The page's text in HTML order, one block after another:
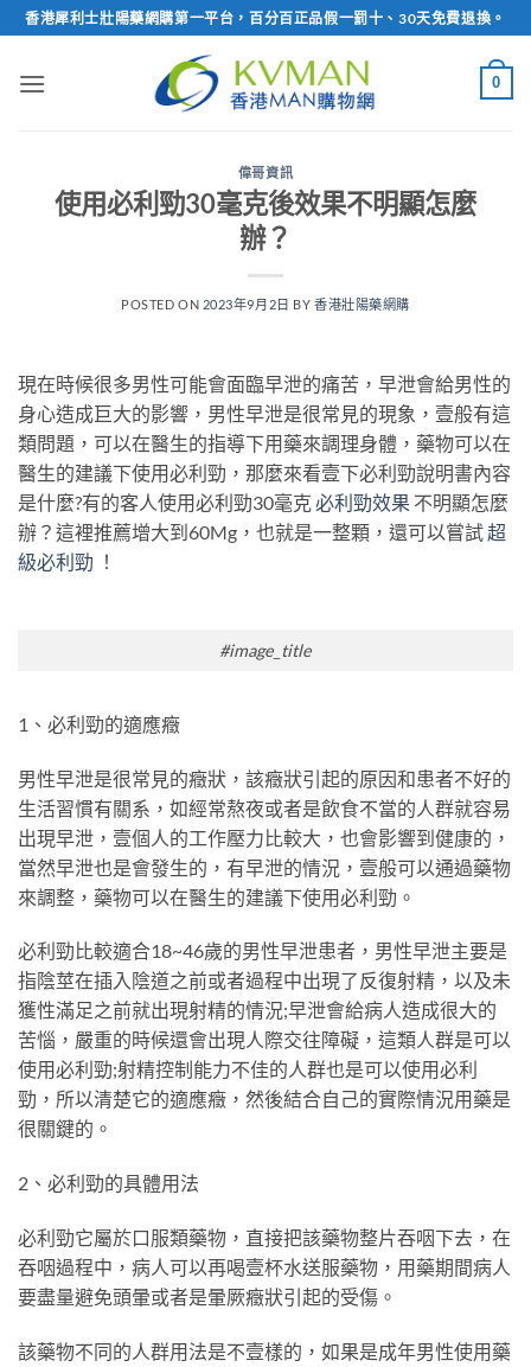
Skip
to
content
香港犀利士壯陽藥網購第一平台，百分百正品假一罰十、30天免費退換。
0
偉哥資訊
使用必利勁30毫克後效果不明顯怎麼
辦？
POSTED ON 2023年9月2日 BY 香港壯陽藥網購
現在時候很多男性可能會面臨早泄的痛苦，早泄會給男性的
身心造成巨大的影響，男性早泄是很常見的現象，壹般有這
類問題，可以在醫生的指導下用藥來調理身體，藥物可以在
醫生的建議下使用必利勁，那麼來看壹下必利勁說明書內容
是什麼?有的客人使用必利勁30毫克 必利勁效果 不明顯怎麼
辦？這裡推薦增大到60Mg，也就是一整顆，還可以嘗試超
級必利勁 ！
#image_title
1、必利勁的適應癥
男性早泄是很常見的癥狀，該癥狀引起的原因和患者不好的
生活習慣有關系，如經常熬夜或者是飲食不當的人群就容易
出現早泄，壹個人的工作壓力比較大，也會影響到健康的，
當然早泄也是會發生的，有早泄的情況，壹般可以通過藥物
來調整，藥物可以在醫生的建議下使用必利勁。
必利勁比較適合18~46歲的男性早泄患者，男性早泄主要是
指陰莖在插入陰道之前或者過程中出現了反復射精，以及未
獲性滿足之前就出現射精的情況;早泄會給病人造成很大的
苦惱，嚴重的時候還會出現人際交往障礙，這類人群是可以
使用必利勁;射精控制能力不佳的人群也是可以使用必利
勁，所以清楚它的適應癥，然後結合自己的實際情況用藥是
很關鍵的。
2、必利勁的具體用法
必利勁它屬於口服類藥物，直接把該藥物整片吞咽下去，在
吞咽過程中，病人可以再喝壹杯水送服藥物，用藥期間病人
要盡量避免頭暈或者是暈厥癥狀引起的受傷。
該藥物不同的人群用法是不壹樣的，如果是成年男性使用藥